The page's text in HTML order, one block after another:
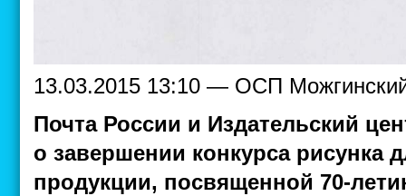
13.03.2015 13:10 — ОСП
Почта России и Издательский
о завершении конкурса рисунка
продукции, посвященной 70-